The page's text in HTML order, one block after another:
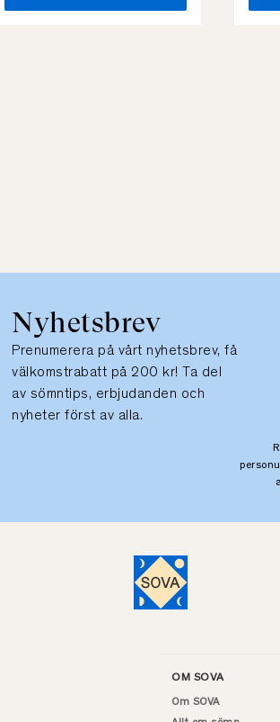
Nyhetsbrev
Prenumerera på vårt nyhetsbrev, få
välkomstrabatt på 200 kr! Ta del
av sömntips, erbjudanden och
nyheter först av alla.
OM SOVA
Om SOVA